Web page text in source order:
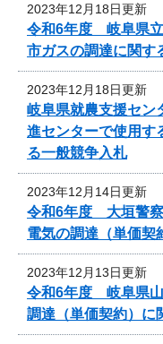
2023年12月18日更新
令和6年度 岐阜県立
市ガスの調達に関す
2023年12月18日更新
岐阜県就農支援セン
進センターで使用す
る一般競争入札
2023年12月14日更新
令和6年度 大垣警察
電気の調達（単価契
2023年12月13日更新
令和6年度 岐阜県山
調達（単価契約）に